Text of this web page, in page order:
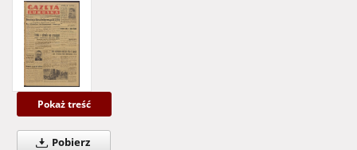
Pokaż treść
Pobierz